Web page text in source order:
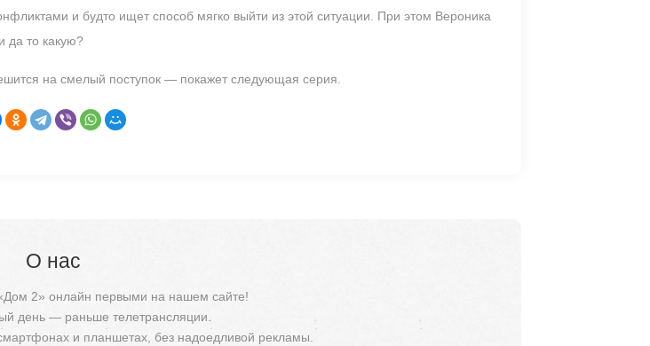
и будто ищет способ мягко выйти из этой ситуации. При этом Вероника
да то какую?
на смелый поступок — покажет следующая серия.
О нас
2» онлайн первыми на нашем сайте!
день — раньше телетрансляции.
и планшетах, без надоедливой рекламы.